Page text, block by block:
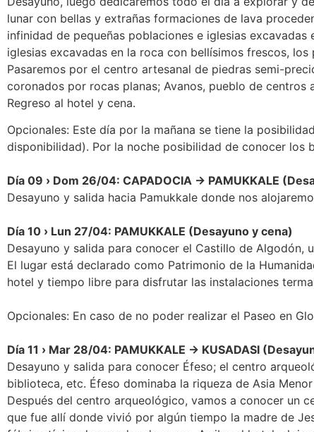
lunar con bellas y extrañas formaciones de lava
infinidad de pequeñas poblaciones e iglesias
iglesias excavadas en la roca con bellísimos frescos,
Pasaremos por el centro artesanal de piedras semi-
coronados por rocas planas; Avanos, pueblo de
Regreso al hotel y cena.
Opcionales: Este día por la mañana se tiene la
disponibilidad). Por la noche posibilidad de conocer los
Día 09 › Dom 26/04: CAPADOCIA → PAMUKKALE
Desayuno y salida hacia Pamukkale donde nos
Día 10 › Lun 27/04: PAMUKKALE (Desayuno y cena)
Desayuno y salida para conocer el Castillo de Algodón,
El lugar está declarado como Patrimonio de la
hotel y tiempo libre para disfrutar las instalaciones
Opcionales: En caso de no poder realizar el Paseo en
Día 11 › Mar 28/04: PAMUKKALE → KUSADASI
Desayuno y salida para conocer Éfeso; el centro
biblioteca, etc. Éfeso dominaba la riqueza de Asia
Después del centro arqueológico, vamos a conocer un
que fue allí donde vivió por algún tiempo la madre de